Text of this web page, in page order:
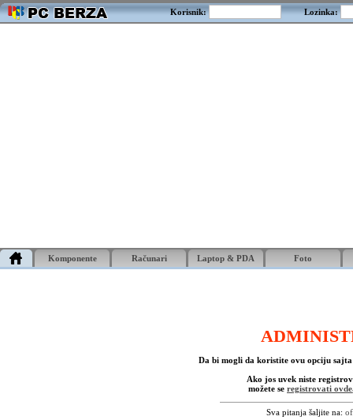
Korisnik: Lozinka:
Komponente Računari Laptop & PDA Foto
Da bi mogli da koristite ovu opciju
Ako jos uvek niste
možete se registrovati ovde
Sva pitanja šaljite na: